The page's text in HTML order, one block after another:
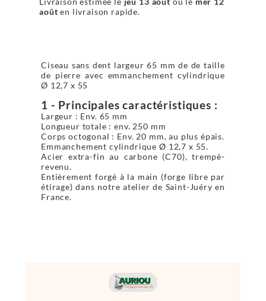
août en livraison rapide.
Ciseau sans dent largeur 65 mm de de taille
de pierre avec emmanchement cylindrique
Ø 12,7 x 55
1 - Principales caractéristiques :
Largeur : Env. 65 mm
Longueur totale : env. 250 mm
Corps octogonal : Env. 20 mm, au plus épais.
Emmanchement cylindrique Ø 12,7 x 55.
Acier extra-fin au carbone (C70), trempé-
revenu.
Entièrement forgé à la main (forge libre par
étirage) dans notre atelier de Saint-Juéry en
France.